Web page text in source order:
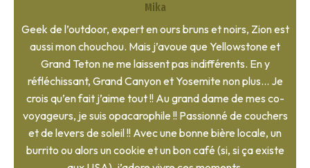
Mika
Geek de l’outdoor, expert en ours bruns et noirs, Zion est
aussi mon chouchou. Mais j’avoue que Yellowstone et
Grand Teton ne me laissent pas indifférents. En y
réfléchissant, Grand Canyon et Yosemite non plus… Je
crois qu’en fait j’aime tout !! Au grand dame de mes co-
voyageurs, je suis opacarophile !! Passionné de couchers
et de levers de soleil !! Avec une bonne bière locale, un
burrito ou alors un cookie et un bon café (si, si ça existe